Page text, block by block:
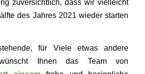
zuversichtlich, dass wir vielleicht
des Jahres 2021 wieder starten
für Viele etwas andere
wünscht Ihnen das Team von